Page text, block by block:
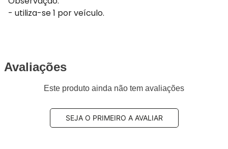
- utiliza-se 1 por veículo.
Avaliações
Este produto ainda não tem avaliações
SEJA O PRIMEIRO A AVALIAR